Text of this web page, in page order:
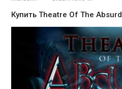
КупитьTheatre Of The Absurd